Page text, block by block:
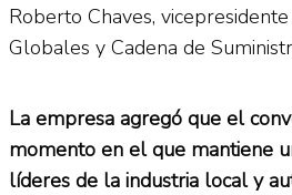
Roberto Chaves,
Globales y Cadena de
La empresa agregó que el
momento en el que mantiene
líderes de la industria local y